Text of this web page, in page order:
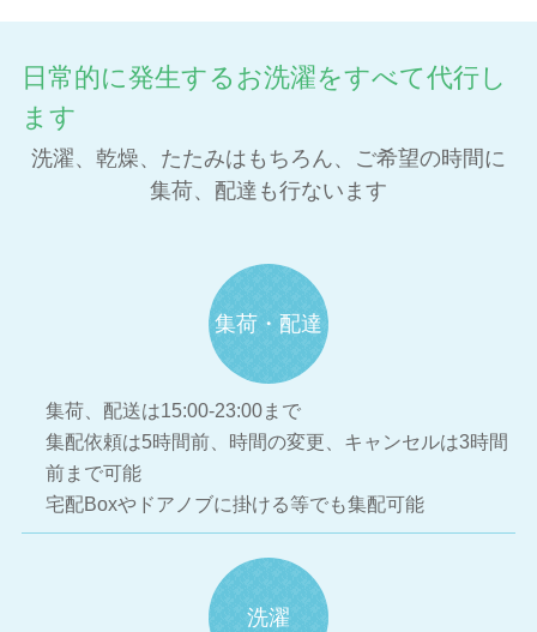
日常的に発生するお洗濯をすべて代行し
ます
洗濯、乾燥、たたみはもちろん、ご希望の時間に
集荷、配達も行ないます
集荷・配達
集荷、配送は15:00-23:00まで
集配依頼は5時間前、時間の変更、キャンセルは3時間
前まで可能
宅配Boxやドアノブに掛ける等でも集配可能
洗濯